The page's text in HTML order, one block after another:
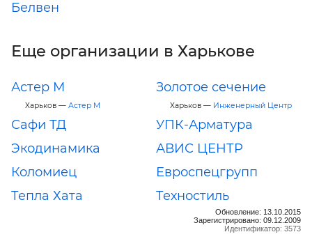
Белвен
Еще организации в Харькове
Астер М
Харьков — Астер М
Золотое сечение
Харьков — Инженерный Центр
Сафи ТД
УПК-Арматура
Экодинамика
АВИС ЦЕНТР
Коломиец
Евроспецгрупп
Тепла Хата
Техностиль
Обновление: 13.10.2015
Зарегистрировано: 09.12.2009
Идентификатор: 3573